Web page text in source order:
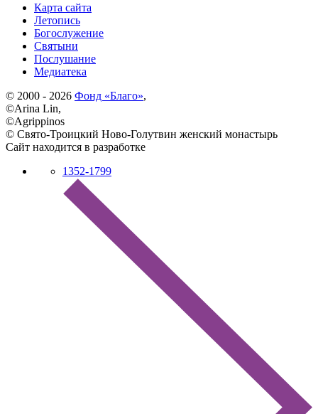
Карта сайта
Летопись
Богослужение
Святыни
Послушание
Медиатека
© 2000 - 2026 Фонд «Благо»,
©Arina Lin,
©Agrippinos
© Свято-Троицкий Ново-Голутвин женский монастырь
Сайт находится в разработке
1352-1799